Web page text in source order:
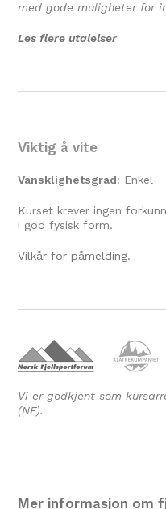
med gode muligheter for
Les flere utalelser
Viktig å vite
Vansklighetsgrad: Enkel
Kurset krever ingen
i god fysisk form.
Vilkår for påmelding.
Vi er godkjent som
(NF).
Mer informasjon om